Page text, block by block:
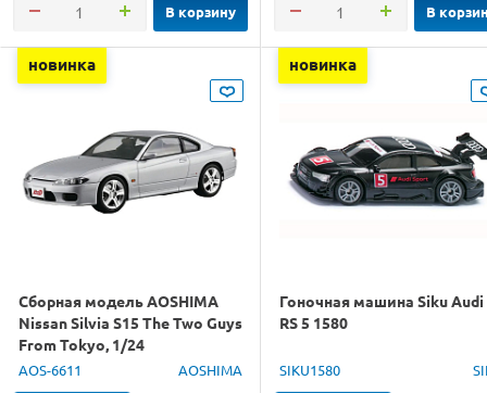
В корзину В
новинка
Сборная модель AOSHIMA
Nissan Silvia S15 The Two Guys
From Tokyo, 1/24
AOS-6611 AOSHIMA
новинка
Гоночная машина Siku Audi
RS 5 1580
SIKU1580